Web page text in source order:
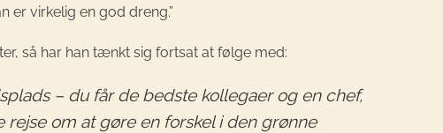
er virkelig en god dreng.”
så har han tænkt sig fortsat at følge med:
– du får de bedste kollegaer og en chef,
om at gøre en forskel i den grønne